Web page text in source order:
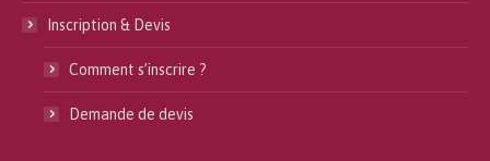
Inscription & Devis
Comment s’inscrire ?
Demande de devis